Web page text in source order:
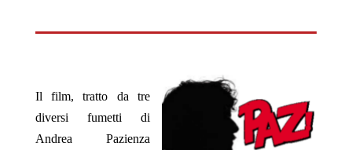
Il film, tratto da tre
diversi fumetti di
Andrea Pazienza